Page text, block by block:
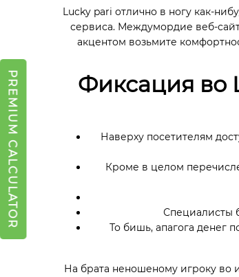
PREMIUM CALCULATOR
Lucky pаri отлично в ногу как-
сервиса. Междумордие веб-
акцентом возьмите
Фиксация во
Наверху посетителям
Кроме в целом
Специалисты
То бишь, апагога денег
На брата неношеному игроку во